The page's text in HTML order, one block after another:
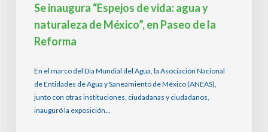
Se inaugura “Espejos de vida: agua y
naturaleza de México”, en Paseo de la
Reforma
En el marco del Día Mundial del Agua, la Asociación Nacional
de Entidades de Agua y Saneamiento de México (ANEAS),
junto con otras instituciones, ciudadanas y ciudadanos,
inauguró la exposición…